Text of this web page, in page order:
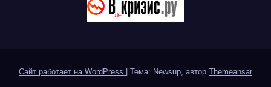
Сайт работает на WordPress Тема: Newsup, автор Themeansar